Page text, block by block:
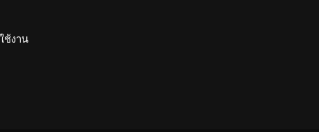
ช้งาน